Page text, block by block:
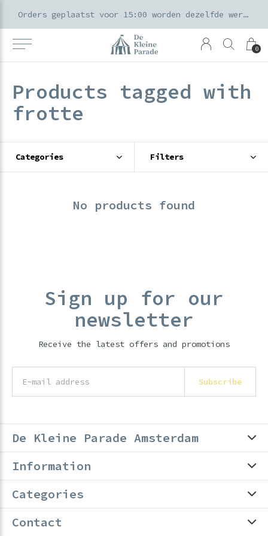
0
Orders geplaatst voor 15:00 worden dezelfde werkdag verzonden
Products tagged with
frotte
Categories Filters
No products found
Sign up for our
newsletter
Receive the latest offers and promotions
Subscribe
De Kleine Parade Amsterdam
Information
Categories
Contact